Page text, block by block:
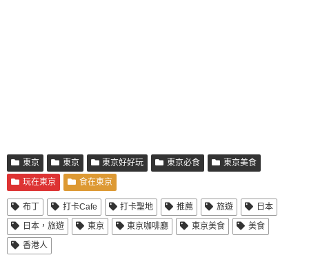
東京 東京 東京好好玩 東京必食
東京美食
玩在東京
食在東京
布丁 打卡Cafe 打卡聖地 推薦 旅遊
日本
日本，旅遊
東京 東京咖啡廳 東京美食
美食
香港人